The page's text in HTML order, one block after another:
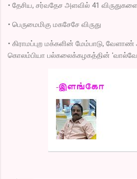
• தேசிய, சர்வதேச அளவில் 41
• பெருமைமிகு மகசேசே விருது
• கிராமப்புற மக்களின் மேம்பாடு,
கொலம்பியா பல்கலைக்கழகத்தின் 'வால்வோ'